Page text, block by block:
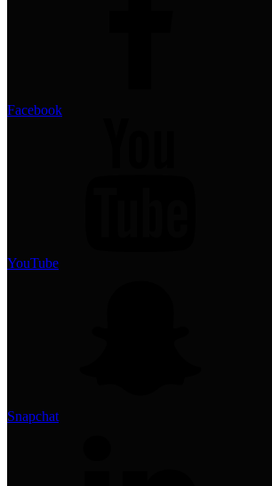
Facebook
YouTube
Snapchat